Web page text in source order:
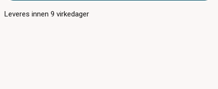
Leveres innen9 virkedager